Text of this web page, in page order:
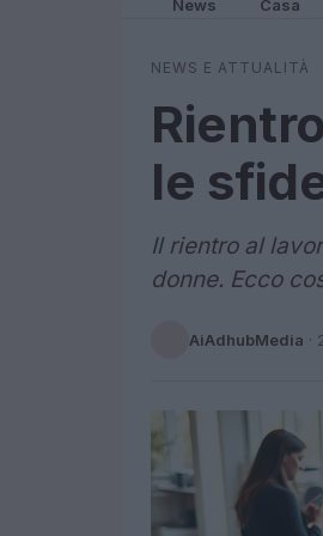
News Casa
NEWS E ATTUALITÀ
le
Il rientro al
donne. Ecco
AiAdhubMedia ·